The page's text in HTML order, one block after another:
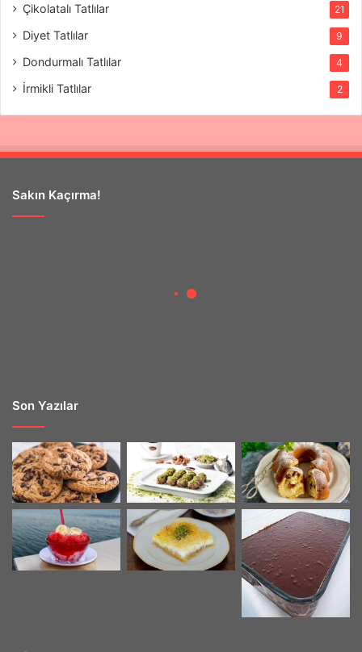
Çikolatalı Tatlılar 21
Diyet Tatlılar 9
Dondurmalı Tatlılar 4
İrmikli Tatlılar 2
Sakın Kaçırma!
Son Yazılar